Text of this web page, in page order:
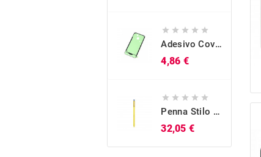
    
Adesivo Cover Posteriore Originale Galaxy A40 (SM-A405)
4,86 €
    
Penna Stilo S-Pen Originale Blu Galaxy Note 9 (SM-N960)
32,05 €